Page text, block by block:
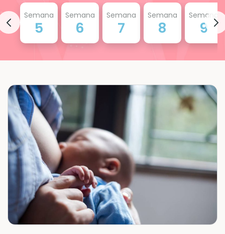
Semana
5
Semana
6
Semana
7
Semana
8
Semana
9